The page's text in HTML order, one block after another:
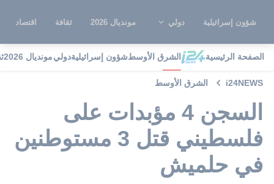
شؤون إسرائيلية دولي مونديال 2026 ثقافة اقتصاد
الصفحة الرئيسية الشرق الأوسطشؤون إسرائيليةدوليمونديال 2026
i24NEWS الشرق الأوسط
السجن 4 مؤبدات على
فلسطيني قتل 3 مستوطنين
في حلميش